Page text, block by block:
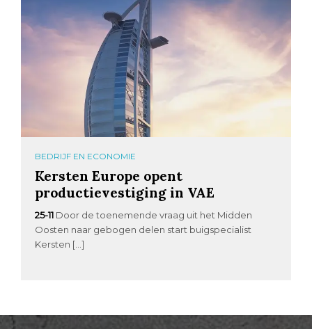
BEDRIJF EN ECONOMIE
Kersten Europe opent
productievestiging in VAE
25-11 Door de toenemende vraag uit het Midden
Oosten naar gebogen delen start buigspecialist
Kersten […]